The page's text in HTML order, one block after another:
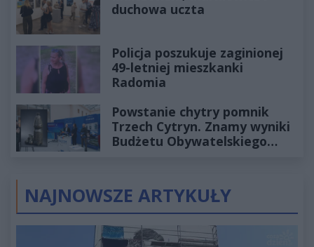
duchowa uczta
Policja poszukuje zaginionej
49-letniej mieszkanki
Radomia
Powstanie chytry pomnik
Trzech Cytryn. Znamy wyniki
Budżetu Obywatelskiego
NAJNOWSZE ARTYKUŁY